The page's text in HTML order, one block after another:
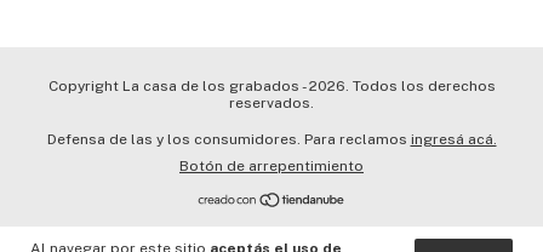
Al navegar por este sitio aceptás el uso de
Copyright La casa de los grabados - 2026. Todos los derechos
reservados.
Defensa de las y los consumidores. Para reclamos ingresá acá.
Botón de arrepentimiento